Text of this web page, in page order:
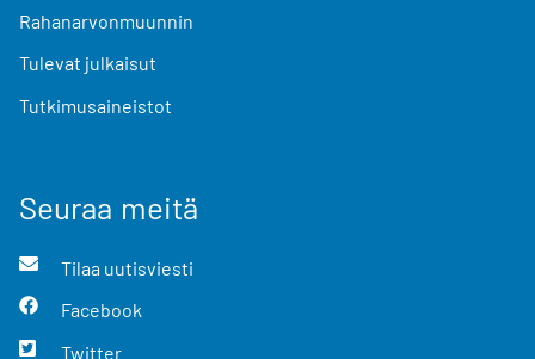
Rahanarvonmuunnin
Tulevat julkaisut
Tutkimusaineistot
Seuraa meitä
Tilaa uutisviesti
Facebook
Twitter